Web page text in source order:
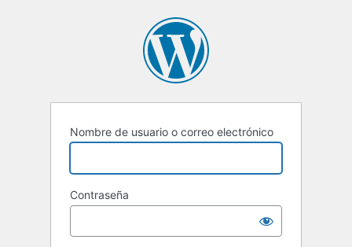
Nombre de usuario o correo electrónico
Contraseña